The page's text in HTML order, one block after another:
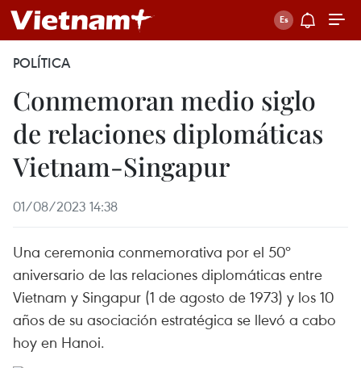
POLÍTICA
Conmemoran medio siglo
de relaciones diplomáticas
Vietnam-Singapur
01/08/2023 14:38
Una ceremonia conmemorativa por el 50º
aniversario de las relaciones diplomáticas entre
Vietnam y Singapur (1 de agosto de 1973) y los 10
años de su asociación estratégica se llevó a cabo
hoy en Hanoi.